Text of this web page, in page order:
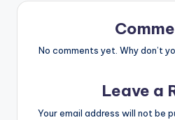
No comments yet. Why don’t
Leave a
Your email address will not be